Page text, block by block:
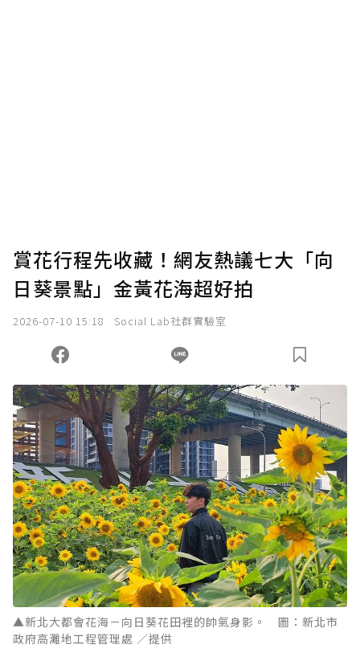
賞花行程先收藏！網友熱議七大「向
日葵景點」金黃花海超好拍
2026-07-10 15:18 Social Lab社群實驗室
▲新北大都會花海－向日葵花田裡的帥氣身影。 圖：新北市
政府高灘地工程管理處 ／提供